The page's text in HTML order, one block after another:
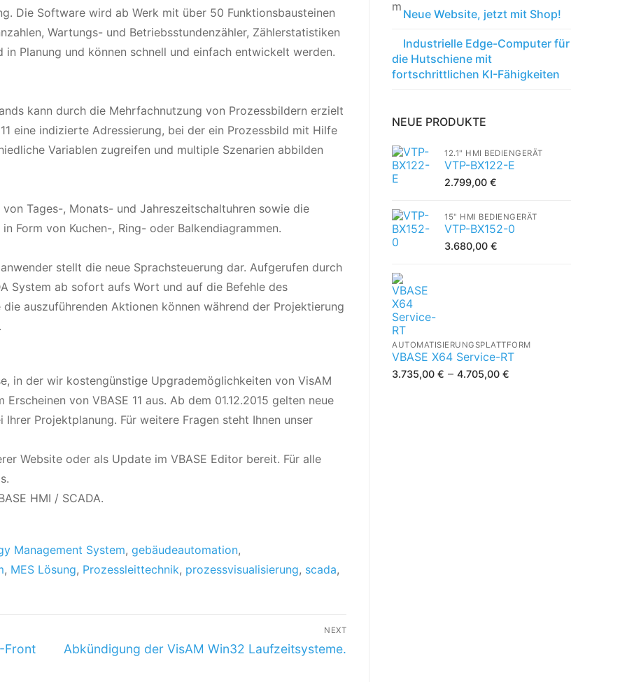
Die Software wird ab Werk mit über 50 Funktionsbausteinen
Wartungs- und Betriebsstundenzähler, Zählerstatistiken
Planung und können schnell und einfach entwickelt werden.
kann durch die Mehrfachnutzung von Prozessbildern erzielt
eine indizierte Adressierung, bei der ein Prozessbild mit Hilfe
Variablen zugreifen und multiple Szenarien abbilden
Tages-, Monats- und Jahreszeitschaltuhren sowie die
Form von Kuchen-, Ring- oder Balkendiagrammen.
stellt die neue Sprachsteuerung dar. Aufgerufen durch
System ab sofort aufs Wort und auf die Befehle des
auszuführenden Aktionen können während der Projektierung
in der wir kostengünstige Upgrademöglichkeiten von VisAM
von VBASE 11 aus. Ab dem 01.12.2015 gelten neue
Projektplanung. Für weitere Fragen steht Ihnen unser
Website oder als Update im VBASE Editor bereit. Für alle
HMI / SCADA.
Management System, gebäudeautomation,
, MES Lösung, Prozessleittechnik, prozessvisualisierung, scada,
Front
NEXT
Abkündigung der VisAM Win32 Laufzeitsysteme.
Neue Website, jetzt mit Shop!
Industrielle Edge-Computer für
die Hutschiene mit
fortschrittlichen KI-Fähigkeiten
NEUE PRODUKTE
12.1" HMI BEDIENGERÄT
VTP-BX122-E
2.799,00 €
15" HMI BEDIENGERÄT
VTP-BX152-0
3.680,00 €
AUTOMATISIERUNGSPLATTFORM
VBASE X64 Service-RT
3.735,00 € – 4.705,00 €